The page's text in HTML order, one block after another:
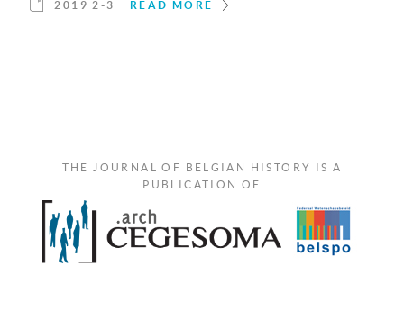
2019 2-3 READ MORE
THE JOURNAL OF BELGIAN HISTORY IS A
PUBLICATION OF